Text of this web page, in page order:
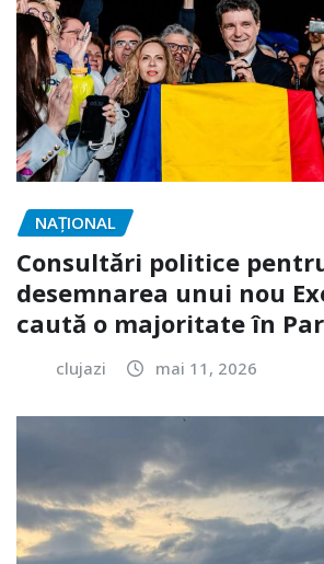
NAŢIONAL
Consultări politice
desemnarea unui nou
caută o majoritate în
clujazi mai 11, 2026